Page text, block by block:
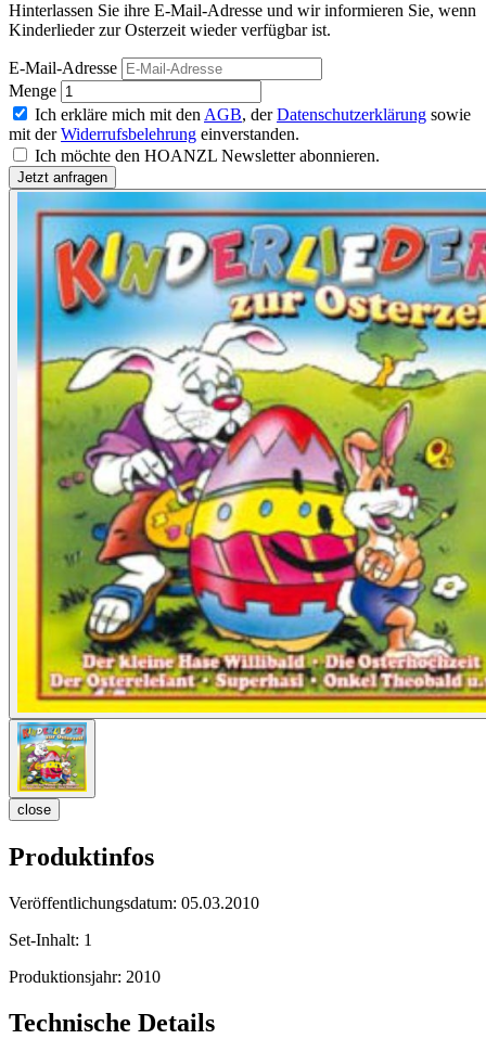
Hinterlassen Sie ihre E-Mail-Adresse und wir informieren Sie, wenn
Kinderlieder zur Osterzeit wieder verfügbar ist.
E-Mail-Adresse
Menge
Ich erkläre mich mit den AGB, derDatenschutzerklärung sowie
mit derWiderrufsbelehrung einverstanden.
Ich möchte den HOANZL Newsletter abonnieren.
close
Produktinfos
Veröffentlichungsdatum: 05.03.2010
Set-Inhalt: 1
Produktionsjahr: 2010
Technische Details